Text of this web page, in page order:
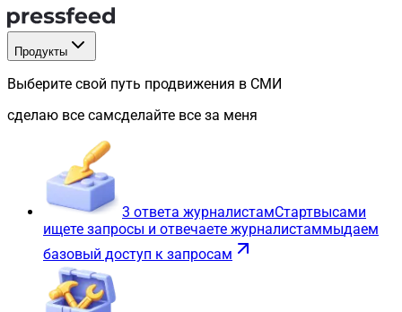
Продукты
Выберите свой путь продвижения в СМИ
сделаю все самсделайте все за меня
3 ответа журналистамСтартвысами
ищете запросы и отвечаете журналистаммыдаем
базовый доступ к запросам